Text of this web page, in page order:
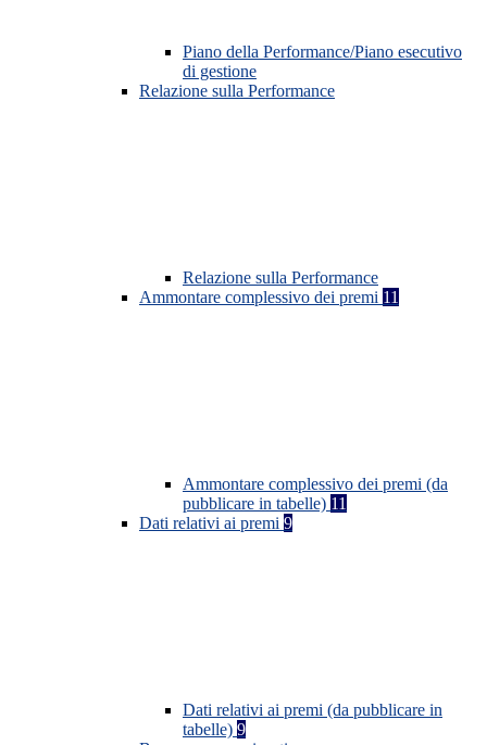
Piano della Performance/Piano esecutivo
di gestione
Relazione sulla Performance
Relazione sulla Performance
Ammontare complessivo dei premi 11
Ammontare complessivo dei premi (da
pubblicare in tabelle) 11
Dati relativi ai premi 9
Dati relativi ai premi (da pubblicare in
tabelle) 9